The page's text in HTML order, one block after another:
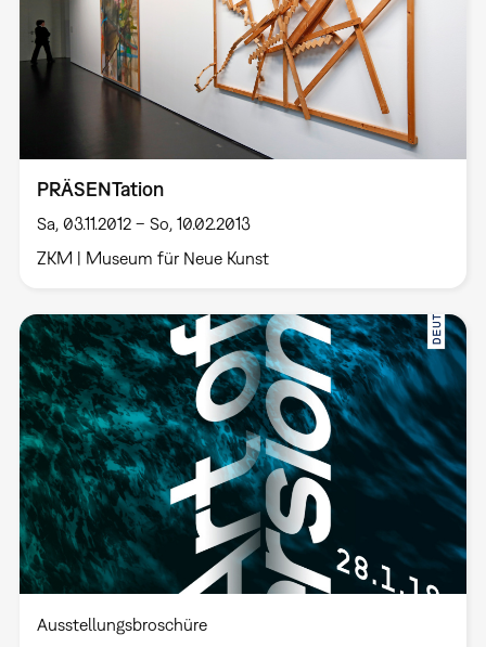
PRÄSENTation
Sa, 03.11.2012 – So, 10.02.2013
ZKM | Museum für Neue Kunst
Ausstellungsbroschüre